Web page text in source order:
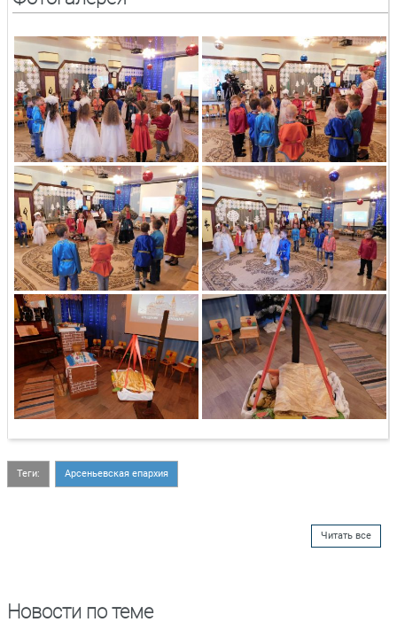
Теги: Арсеньевская епархия
Читать все
Новости по теме